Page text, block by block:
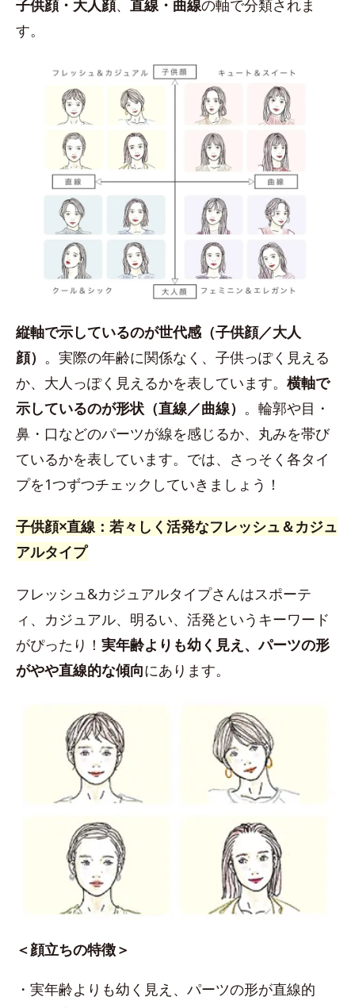
子供顔・大人顔、 直線・曲線の軸で分類されま
す。
縦軸で示しているのが世代感（子供顔／大人
顔） 。実際の年齢に関係なく、子供っぽく見える
か、大人っぽく見えるかを表しています。 横軸で
示しているのが形状（直線／曲線） 。輪郭や目・
鼻・口などのパーツが線を感じるか、丸みを帯び
ているかを表しています。では、さっそく各タイ
プを1つずつチェックしていきましょう！
子供顔×直線：若々しく活発なフレッシュ＆カジュ
アルタイプ
フレッシュ&カジュアルタイプさんはスポーテ
ィ、カジュアル、明るい、活発というキーワード
がぴったり！ 実年齢よりも幼く見え、パーツの形
がやや直線的な傾向にあります。
＜顔立ちの特徴＞
・実年齢よりも幼く見え、パーツの形が直線的